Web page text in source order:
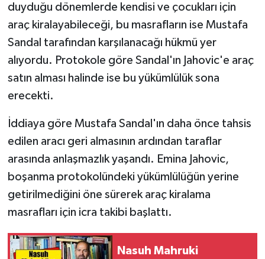
duyduğu dönemlerde kendisi ve çocukları için
araç kiralayabileceği, bu masrafların ise Mustafa
Sandal tarafından karşılanacağı hükmü yer
alıyordu. Protokole göre Sandal'ın Jahovic'e araç
satın alması halinde ise bu yükümlülük sona
erecekti.
İddiaya göre Mustafa Sandal'ın daha önce tahsis
edilen aracı geri almasının ardından taraflar
arasında anlaşmazlık yaşandı. Emina Jahovic,
boşanma protokolündeki yükümlülüğün yerine
getirilmediğini öne sürerek araç kiralama
masrafları için icra takibi başlattı.
Nasuh Mahruki